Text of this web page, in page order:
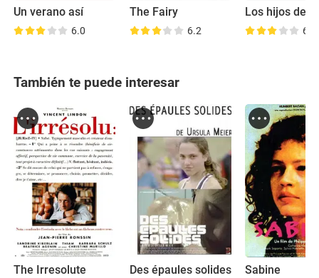
Un verano así
6.0
The Fairy
6.2
Los hijos de
6.8
También te puede interesar
The Irresolute Des épaules solides Sabine